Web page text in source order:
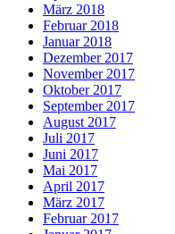
März 2018
Februar 2018
Januar 2018
Dezember 2017
November 2017
Oktober 2017
September 2017
August 2017
Juli 2017
Juni 2017
Mai 2017
April 2017
März 2017
Februar 2017